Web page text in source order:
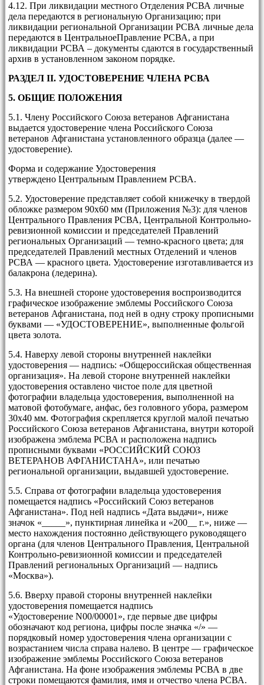
4.12. При ликвидации местного Отделения РСВА личные
дела передаются в региональную Организацию; при
ликвидации региональной Организации РСВА личные дела
передаются в ЦентральноеПравление РСВА, а при
ликвидации РСВА – документы сдаются в государственный
архив в установленном законом порядке.
РАЗДЕЛII. УДОСТОВЕРЕНИЕ ЧЛЕНА РСВА
5. ОБЩИЕ ПОЛОЖЕНИЯ
5.1. Члену Российского Союза ветеранов Афганистана
выдается удостоверение члена Российского Союза
ветеранов Афганистана установленного образца (далее —
удостоверение).
Форма и содержание Удостоверения
утверждено Центральным Правлением РСВА.
5.2. Удостоверение представляет собой книжечку в твердой
обложке размером 90х60 мм (Приложения №3): для членов
Центрального Правления РСВА, Центральной Контрольно-
ревизионной комиссии и председателей Правлений
региональных Организаций — темно-красного цвета; для
председателей Правлений местных Отделений и членов
РСВА — красного цвета. Удостоверение изготавливается из
балакрона (ледерина).
5.3. На внешней стороне удостоверения воспроизводится
графическое изображение эмблемы Российского Союза
ветеранов Афганистана, под ней в одну строку прописными
буквами — «УДОСТОВЕРЕНИЕ», выполненные фольгой
цвета золота.
5.4. Наверху левой стороны внутренней наклейки
удостоверения — надпись: «Общероссийская общественная
организация». На левой стороне внутренней наклейки
удостоверения оставлено чистое поле для цветной
фотографии владельца удостоверения, выполненной на
матовой фотобумаге, анфас, без головного убора, размером
30х40 мм. Фотография скрепляется круглой малой печатью
Российского Союза ветеранов Афганистана, внутри которой
изображена эмблема РСВА и расположена надпись
прописными буквами «РОССИЙСКИЙ СОЮЗ
ВЕТЕРАНОВ АФГАНИСТАНА», или печатью
региональной организации, выдавшей удостоверение.
5.5. Справа от фотографии владельца удостоверения
помещается надпись «Российский Союз ветеранов
Афганистана». Под ней надпись «Дата выдачи», ниже
значок «_____», пунктирная линейка и «200__ г.», ниже —
место нахождения постоянно действующего руководящего
органа (для членов Центрального Правления, Центральной
Контрольно-ревизионной комиссии и председателей
Правлений региональных Организаций — надпись
«Москва»).
5.6. Вверху правой стороны внутренней наклейки
удостоверения помещается надпись
«УдостоверениеN00/00001», где первые две цифры
обозначают код региона, цифры после значка «/» —
порядковый номер удостоверения члена организации с
возрастанием числа справа налево. В центре — графическое
изображение эмблемы Российского Союза ветеранов
Афганистана. На фоне изображения эмблемы РСВА в две
строки помещаются фамилия, имя и отчество члена РСВА.